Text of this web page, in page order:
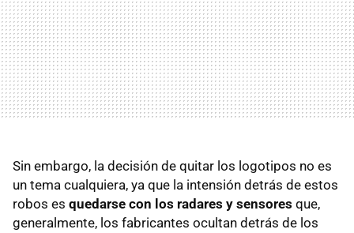
Sin embargo, la decisión de quitar los logotipos no es
un tema cualquiera, ya que la intensión detrás de estos
robos es quedarse con los radares y sensores que,
generalmente, los fabricantes ocultan detrás de los